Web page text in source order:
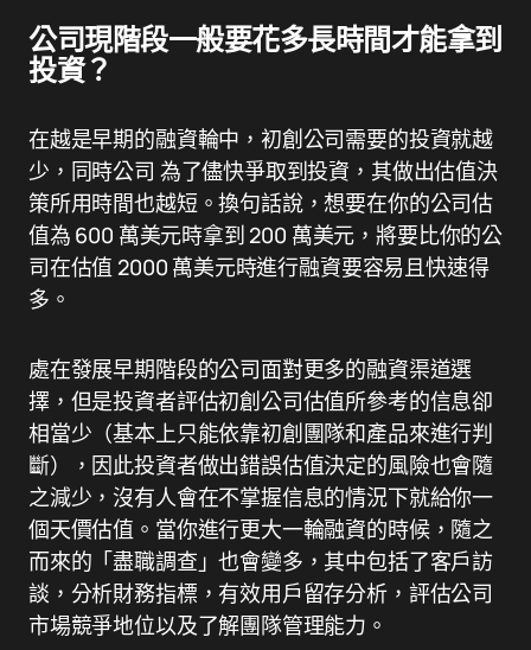
公司現階段一般要花多長時間才能拿到
投資？
在越是早期的融資輪中，初創公司需要的投資就越
少，同時公司 為了儘快爭取到投資，其做出估值決
策所用時間也越短。換句話說，想要在你的公司估
值為 600 萬美元時拿到 200 萬美元，將要比你的公
司在估值 2000 萬美元時進行融資要容易且快速得
多。
處在發展早期階段的公司面對更多的融資渠道選
擇，但是投資者評估初創公司估值所參考的信息卻
相當少（基本上只能依靠初創團隊和產品來進行判
斷），因此投資者做出錯誤估值決定的風險也會隨
之減少，沒有人會在不掌握信息的情況下就給你一
個天價估值。當你進行更大一輪融資的時候，隨之
而來的「盡職調查」也會變多，其中包括了客戶訪
談，分析財務指標，有效用戶留存分析，評估公司
市場競爭地位以及了解團隊管理能力。